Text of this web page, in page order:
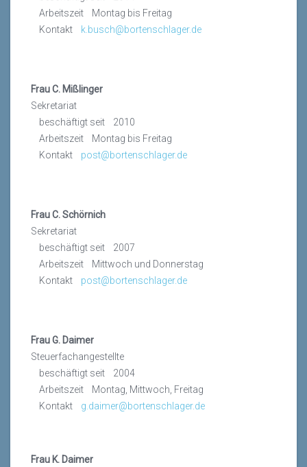
Arbeitszeit Montag bis Freitag
Kontakt k.busch@bortenschlager.de
Frau C. Mißlinger
Sekretariat
beschäftigt seit 2010
Arbeitszeit Montag bis Freitag
Kontakt post@bortenschlager.de
Frau C. Schörnich
Sekretariat
beschäftigt seit 2007
Arbeitszeit Mittwoch und Donnerstag
Kontakt post@bortenschlager.de
Frau G. Daimer
Steuerfachangestellte
beschäftigt seit 2004
Arbeitszeit Montag, Mittwoch, Freitag
Kontakt g.daimer@bortenschlager.de
Frau K. Daimer